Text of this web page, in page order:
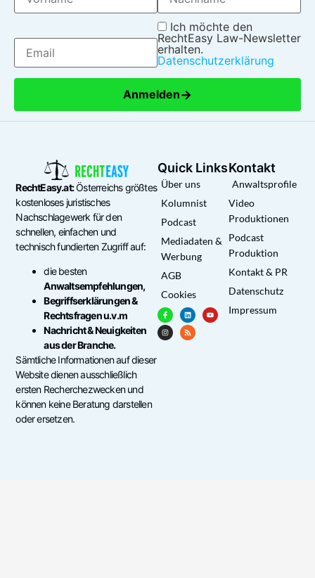
Ich möchte den
RechtEasy Law-Newsletter
erhalten.
Datenschutzerklärung
Anmelden→
RechtEasy.at:Österreichs größtes
kostenloses juristisches
Nachschlagewerk für den
schnellen, einfachen und
technisch fundierten Zugriff auf:
die besten
Anwaltsempfehlungen,
Begriffserklärungen &
Rechtsfragen u.v.m
Nachricht & Neuigkeiten
aus der Branche.
Sämtliche Informationen auf dieser
Website dienen ausschließlich
ersten Recherchezwecken und
können keine Beratung darstellen
oder ersetzen.
Quick Links
Über uns
Kolumnist
Podcast
Mediadaten &
Werbung
AGB
Cookies
Kontakt
Anwaltsprofile
Video
Produktionen
Podcast
Produktion
Kontakt & PR
Datenschutz
Impressum